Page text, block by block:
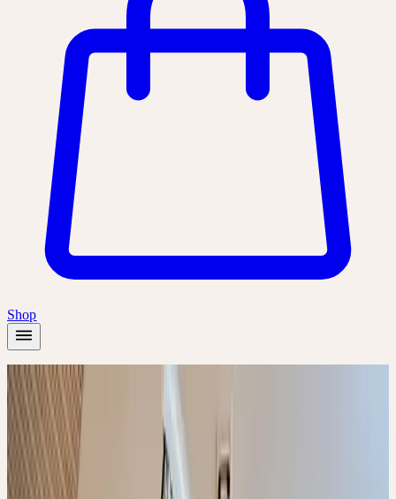
Shop
/Akademie
/CERES FACHEXPERTIN / CERES FACHEXPERTE
FORTBILDUNG
Themenseminar CH